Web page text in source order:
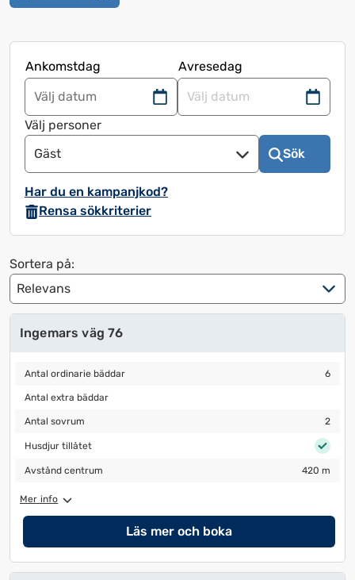
Ankomstdag
Avresedag
Navigera
framåt
för
att
kalendern
och
välja
ett
datum.
Tryck
på
frågetecknet
för
att
få
kortkommandon
för
att
datum
Navigera
välja
datum.
på
för
Välj personer
Gäst
Sök
Har du en kampanjkod?
Rensa sökkriterier
Sortera på:
Ingemars väg 76
Antal ordinarie bäddar
Antal ordinarie bäddar 6
Antal extra bäddar
Antal extra bäddar
Antal sovrum
Antal sovrum 2
Husdjur tillåtet
Husdjur tillåtet
Avstånd centrum
Avstånd centrum 420 m
Mer info
Läs mer och boka